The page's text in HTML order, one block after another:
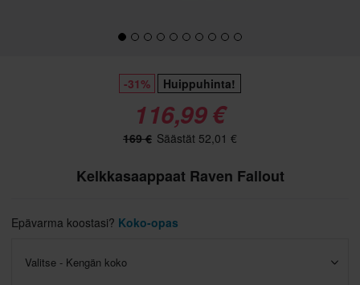
-31% Huippuhinta!
116,99 €
169 € Säästät 52,01 €
Kelkkasaappaat Raven Fallout
Epävarma koostasi? Koko-opas
Valitse - Kengän koko